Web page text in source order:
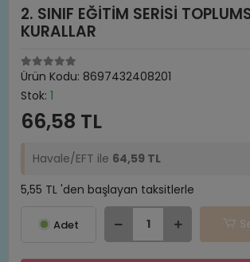
2. SINIF EĞİTİM SERİSİ
KURALLAR
Ürün Kodu: 8697432408201
Stok: 1
66,58 TL
Havale/EFT ile 64,59 TL
5,55 TL 'den başlayan taksitlerle
Adet